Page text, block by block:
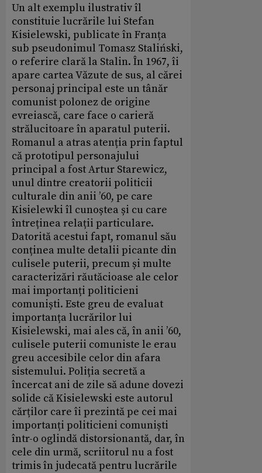
Un alt exemplu ilustrativ îl
constituie lucrările lui Stefan
Kisielewski, publicate în Franța
sub pseudonimul Tomasz Staliński,
o referire clară la Stalin. În 1967, îi
apare cartea Văzute de sus, al cărei
personaj principal este un tânăr
comunist polonez de origine
evreiască, care face o carieră
strălucitoare în aparatul puterii.
Romanul a atras atenția prin faptul
că prototipul personajului
principal a fost Artur Starewicz,
unul dintre creatorii politicii
culturale din anii ’60, pe care
Kisielewki îl cunoștea și cu care
întreținea relații particulare.
Datorită acestui fapt, romanul său
conținea multe detalii picante din
culisele puterii, precum și multe
caracterizări răutăcioase ale celor
mai importanți politicieni
comuniști. Este greu de evaluat
importanța lucrărilor lui
Kisielewski, mai ales că, în anii ’60,
culisele puterii comuniste le erau
greu accesibile celor din afara
sistemului. Poliția secretă a
încercat ani de zile să adune dovezi
solide că Kisielewski este autorul
cărților care îi prezintă pe cei mai
importanți politicieni comuniști
într-o oglindă distorsionantă, dar, în
cele din urmă, scriitorul nu a fost
trimis în judecată pentru lucrările